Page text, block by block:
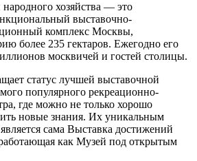
хозяйства — это
выставочно-
комплекс Москвы,
более 235 гектаров. Ежегодно его
москвичей и гостей столицы.
статус лучшей выставочной
популярного рекреационно-
где можно не только хорошо
новые знания. Их уникальным
сама Выставка достижений
как Музей под открытым